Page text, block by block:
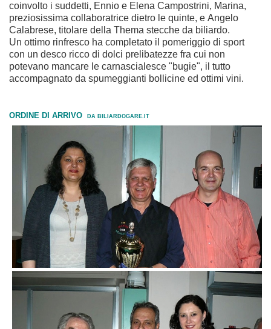
coinvolto i suddetti, Ennio e Elena Campostrini, Marina,
preziosissima collaboratrice dietro le quinte, e Angelo
Calabrese, titolare della Thema stecche da biliardo.
Un ottimo rinfresco ha completato il pomeriggio di sport
con un desco ricco di dolci prelibatezze fra cui non
potevano mancare le carnascialesce "bugie", il tutto
accompagnato da spumeggianti bollicine ed ottimi vini.
ORDINE DI ARRIVO DA BILIARDOGARE.IT